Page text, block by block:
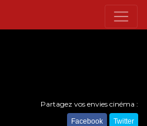
Partagez vos envies cinéma :
Facebook Twitter